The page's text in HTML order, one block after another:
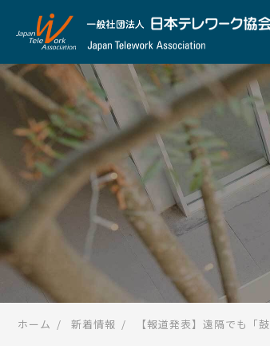
ホーム 新着情報 【報道発表】遠隔でも